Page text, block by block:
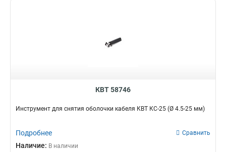
КВТ 58746
Инструмент для снятия оболочки кабеля КВТ КС-25 (Ø 4.5-25 мм)
Подробнее Сравнить
Наличие: В наличии